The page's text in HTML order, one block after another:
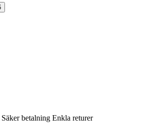
Säker betalning Enkla returer